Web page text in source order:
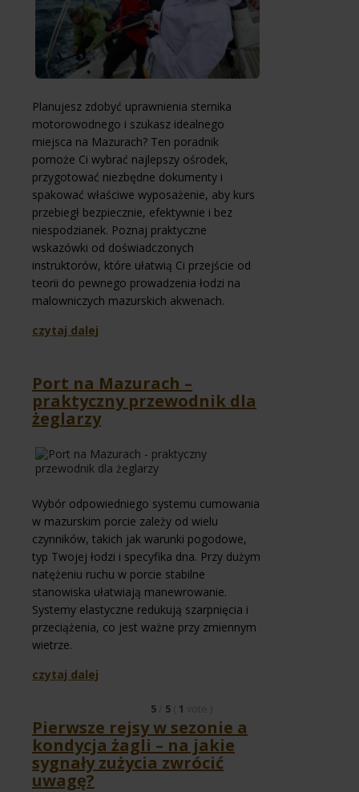
Planujesz zdobyć uprawnienia sternika
motorowodnego i szukasz idealnego
miejsca na Mazurach? Ten poradnik
pomoże Ci wybrać najlepszy ośrodek,
przygotować niezbędne dokumenty i
spakować właściwe wyposażenie, aby kurs
przebiegł bezpiecznie, efektywnie i bez
niespodzianek. Poznaj praktyczne
wskazówki od doświadczonych
instruktorów, które ułatwią Ci przejście od
teorii do pewnego prowadzenia łodzi na
malowniczych mazurskich akwenach.
czytaj dalej
Port na Mazurach –
praktyczny przewodnik dla
żeglarzy
Wybór odpowiedniego systemu cumowania
w mazurskim porcie zależy od wielu
czynników, takich jak warunki pogodowe,
typ Twojej łodzi i specyfika dna. Przy dużym
natężeniu ruchu w porcie stabilne
stanowiska ułatwiają manewrowanie.
Systemy elastyczne redukują szarpnięcia i
przeciążenia, co jest ważne przy zmiennym
wietrze.
czytaj dalej
5 5 1
Pierwsze rejsy w sezonie a
kondycja żagli – na jakie
sygnały zużycia zwrócić
uwagę?